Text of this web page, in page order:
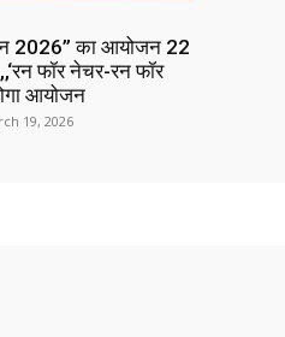
2026” का आयोजन 22
फॉर नेचर-रन फॉर
आयोजन
19, 2026